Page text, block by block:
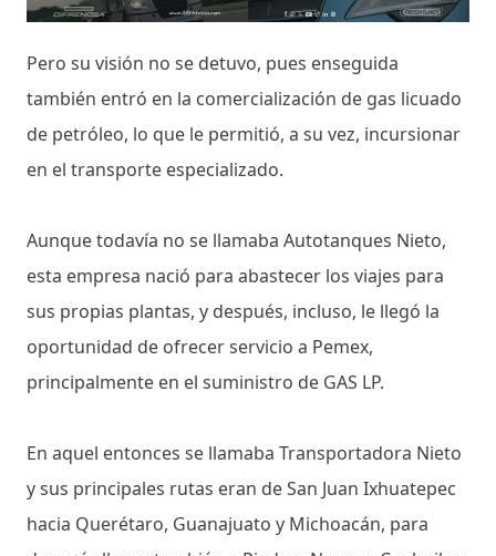
Pero su visión no se detuvo, pues enseguida
también entró en la comercialización de gas licuado
de petróleo, lo que le permitió, a su vez, incursionar
en el transporte especializado.
Aunque todavía no se llamaba Autotanques Nieto,
esta empresa nació para abastecer los viajes para
sus propias plantas, y después, incluso, le llegó la
oportunidad de ofrecer servicio a Pemex,
principalmente en el suministro de GAS LP.
En aquel entonces se llamaba Transportadora Nieto
y sus principales rutas eran de San Juan Ixhuatepec
hacia Querétaro, Guanajuato y Michoacán, para